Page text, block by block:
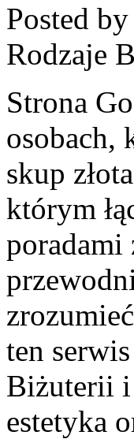
Posted
Rodzaje
Strona
osobach,
skup
którym
poradami
ten
Biżuterii i
estetyka